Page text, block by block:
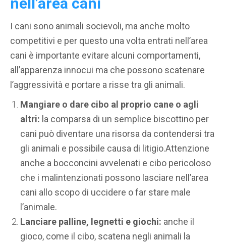
I cani sono animali socievoli, ma anche molto
competitivi e per questo una volta entrati nell’area
cani è importante evitare alcuni comportamenti,
all’apparenza innocui ma che possono scatenare
l’aggressività e portare a risse tra gli animali.
Mangiare o dare cibo al proprio cane o agli
altri: la comparsa di un semplice biscottino per
cani può diventare una risorsa da contendersi tra
gli animali e possibile causa di litigio.Attenzione
anche a bocconcini avvelenati e cibo pericoloso
che i malintenzionati possono lasciare nell’area
cani allo scopo di uccidere o far stare male
l’animale.
Lanciare palline, legnetti e giochi: anche il
gioco, come il cibo, scatena negli animali la